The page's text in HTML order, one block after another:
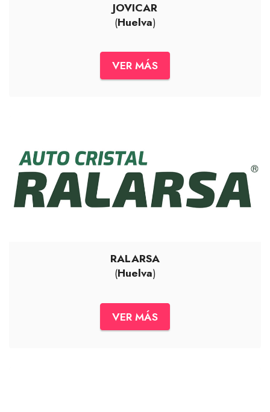
JOVICAR
(Huelva)
VER MÁS
RALARSA
(Huelva)
VER MÁS